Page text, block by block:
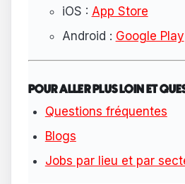
iOS : App Store
Android : Google Play
POUR ALLER PLUS LOIN ET
Questions fréquentes
Blogs
Jobs par lieu et par